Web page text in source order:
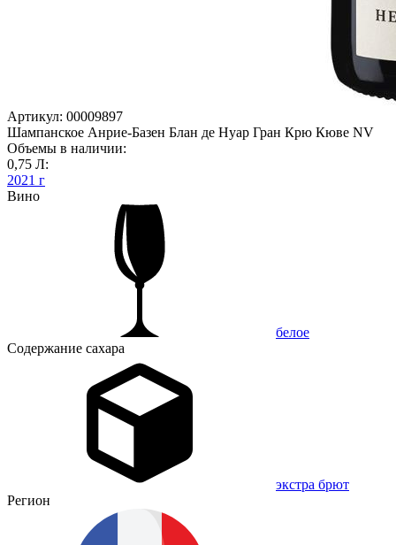
Артикул: 00009897
Шампанское Анрие-Базен Блан де Нуар Гран Крю Кюве NV
Объемы в наличии:
0,75 Л:
2021 г
Вино
белое
Содержание сахара
экстра брют
Регион